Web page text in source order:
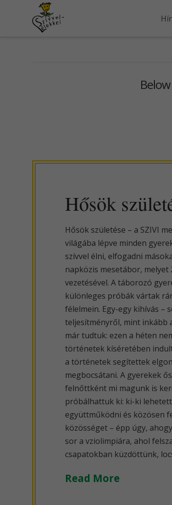
Hősök
Hősök születése – a SZIVI
világába lépve minden
szívvel élni, elfogadni
napközis mesetábor,
vezetésével. A táborozó
különleges próbák vártak
félelmein. Egy-egy kihívás –
teljesítményről, mint inkább
már tudtuk: ezen a héten
történetek kíséretében
a történetek segítettek
megbocsátani. A gyerekek
felnőttként mi magunk is
próbálhattuk ki: ki-ki
együttműködni és közösen
közösséget – épp úgy,
sor a vziolimpiára, ahol
csapatokban küzdöttünk,
Read More